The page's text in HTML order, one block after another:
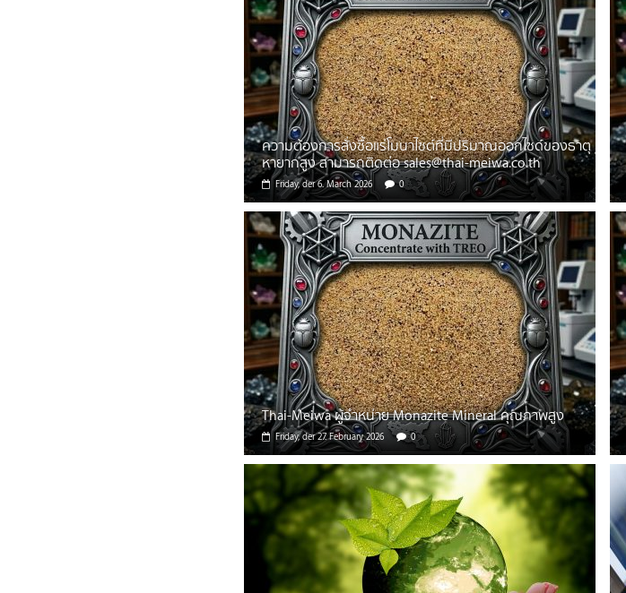
ความต้องการสั่งซื้อแร่โมนาไซต์ที่มีปริมาณออกไซด์ของธาตุ
หายากสูง สามารถติดต่อ sales@thai-meiwa.co.th
Friday, der 6. March 2026 0
Thai-Meiwa ผู้จำหน่าย Monazite Mineral คุณภาพสูง
Friday, der 27. February 2026 0